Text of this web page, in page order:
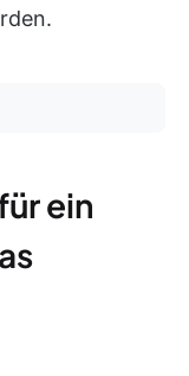
ein